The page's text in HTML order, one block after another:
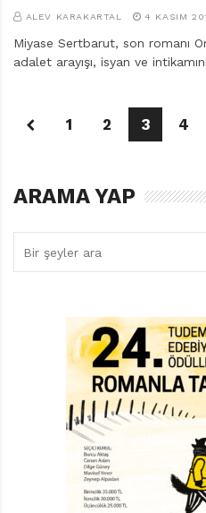
ALEV KARAKARTAL 4 KASIM
Miyase Sertbarut, son romanı
adalet arayışı, isyan ve
1 2 3 4
ARAMA YAP